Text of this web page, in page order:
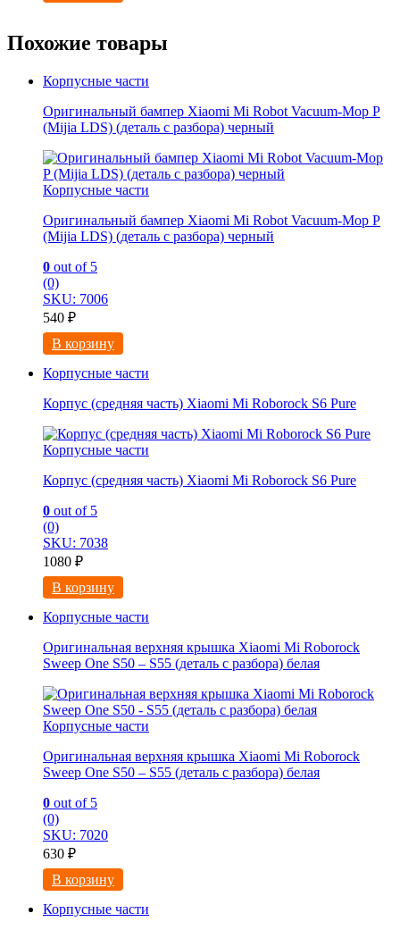
Похожие товары
Корпусные части
Оригинальный бампер Xiaomi Mi Robot Vacuum-Mop P
(Mijia LDS) (деталь с разбора) черный
Корпусные части
Оригинальный бампер Xiaomi Mi Robot Vacuum-Mop P
(Mijia LDS) (деталь с разбора) черный
0 out of 5
(0)
SKU: 7006
540 ₽
В корзину
Корпусные части
Корпус (средняя часть) Xiaomi Mi Roborock S6 Pure
Корпусные части
Корпус (средняя часть) Xiaomi Mi Roborock S6 Pure
0 out of 5
(0)
SKU: 7038
1080 ₽
В корзину
Корпусные части
Оригинальная верхняя крышка Xiaomi Mi Roborock
Sweep One S50 – S55 (деталь с разбора) белая
Корпусные части
Оригинальная верхняя крышка Xiaomi Mi Roborock
Sweep One S50 – S55 (деталь с разбора) белая
0 out of 5
(0)
SKU: 7020
630 ₽
В корзину
Корпусные части